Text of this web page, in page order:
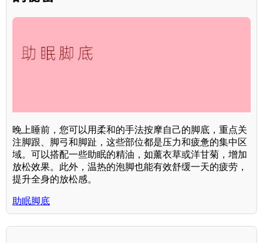
晚上睡前，您可以用柔和的手法按摩自己的脚底，重点关
注脚跟、脚弓和脚趾，这些部位都是压力和疲惫的集中区
域。可以搭配一些助眠的精油，如薰衣草或洋甘菊，增加
放松效果。此外，温热的泡脚也能有效舒缓一天的疲劳，
提升全身的放松感。
助眠脚底